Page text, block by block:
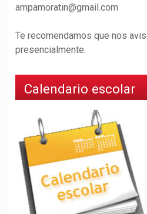
ampamoratin@gmail.com
Te recomendamos que nos
presencialmente.
Calendario escolar